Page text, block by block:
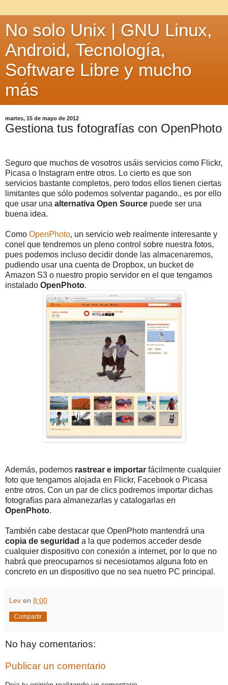
No solo Unix | GNU Linux,
Android, Tecnología,
Software Libre y mucho
más
martes, 15 de mayo de 2012
Gestiona tus fotografías con OpenPhoto
Seguro que muchos de vosotros usáis servicios como Flickr,
Picasa o Instagram entre otros. Lo cierto es que son
servicios bastante completos, pero todos ellos tienen ciertas
limitantes que sólo podemos solventar pagando., es por ello
que usar una alternativa Open Source puede ser una
buena idea.
Como OpenPhoto, un servicio web realmente interesante y
conel que tendremos un pleno control sobre nuestra fotos,
pues podemos incluso decidir donde las almacenaremos,
pudiendo usar una cuenta de Dropbox, un bucket de
Amazon S3 o nuestro propio servidor en el que tengamos
instalado OpenPhoto.
Además, podemos rastrear e importar fácilmente cualquier
foto que tengamos alojada en Flickr, Facebook o Picasa
entre otros. Con un par de clics podremos importar dichas
fotografías para almanezarlas y catalogarlas en
OpenPhoto.
También cabe destacar que OpenPhoto mantendrá una
copia de seguridad a la que podemos acceder desde
cualquier dispositivo con conexión a internet, por lo que no
habrá que preocuparnos si necesiotamos alguna foto en
concreto en un dispositivo que no sea nuetro PC principal.
Lev en 8:00
Compartir
No hay comentarios:
Publicar un comentario